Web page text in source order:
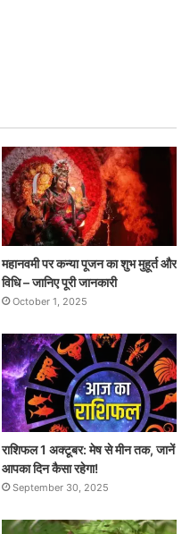
महानवमी पर कन्या पूजन का शुभ मुहूर्त और
विधि – जानिए पूरी जानकारी
October 1, 2025
राशिफल 1 अक्टूबर: मेष से मीन तक, जानें
आपका दिन कैसा रहेगा!
September 30, 2025